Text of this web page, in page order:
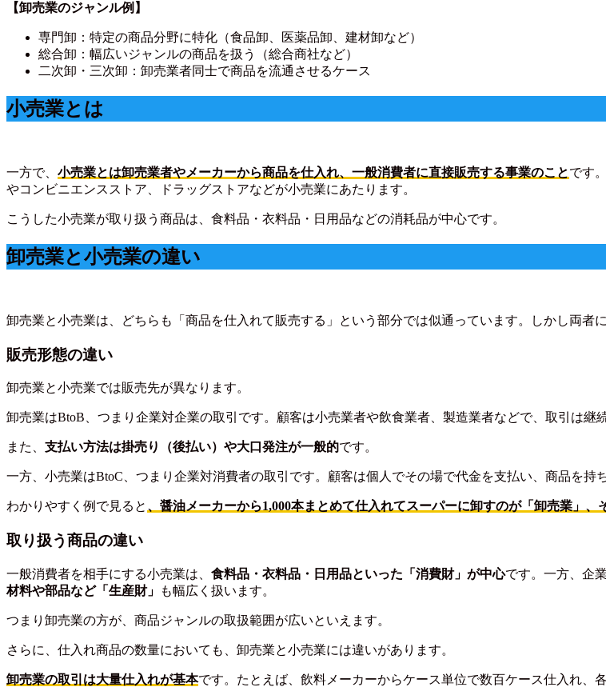
【卸売業のジャンル例】
専門卸：特定の商品分野に特化（食品卸、医薬品卸、建材卸など）
総合卸：幅広いジャンルの商品を扱う（総合商社など）
二次卸・三次卸：卸売業者同士で商品を流通させるケース
小売業とは
一方で、 小売業とは卸売業者やメーカーから商品を仕入れ、一般消費者に直接販売する事業のことです
やコンビニエンスストア、ドラッグストアなどが小売業にあたります。
こうした小売業が取り扱う商品は、食料品・衣料品・日用品などの消耗品が中心です。
卸売業と小売業の違い
卸売業と小売業は、どちらも「商品を仕入れて販売する」という部分では似通っています。しかし両者
販売形態の違い
卸売業と小売業では販売先が異なります。
卸売業はBtoB、つまり企業対企業の取引です。顧客は小売業者や飲食業者、製造業者などで、取引は継
また、 支払い方法は掛売り（後払い）や大口発注が一般的です。
一方、小売業はBtoC、つまり企業対消費者の取引です。顧客は個人でその場で代金を支払い、商品を
わかりやすく例で見ると 、醤油メーカーから1,000本まとめて仕入れてスーパーに卸すのが「卸売業」
取り扱う商品の違い
一般消費者を相手にする小売業は、 食料品・衣料品・日用品といった「消費財」が中心です。一方、企
材料や部品など「生産財」
も幅広く扱います。
つまり卸売業の方が、商品ジャンルの取扱範囲が広いといえます。
さらに、仕入れ商品の数量においても、卸売業と小売業には違いがあります。
卸売業の取引は大量仕入れが基本です。たとえば、飲料メーカーからケース単位で数百ケース仕入れ、